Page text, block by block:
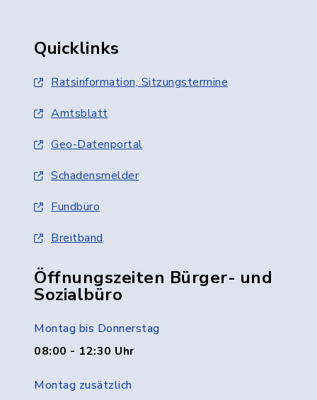
Quicklinks
Ratsinformation, Sitzungstermine
Amtsblatt
Geo-Datenportal
Schadensmelder
Fundbüro
Breitband
Öffnungszeiten Bürger- und
Sozialbüro
Montag bis Donnerstag
08:00 - 12:30 Uhr
Montag zusätzlich